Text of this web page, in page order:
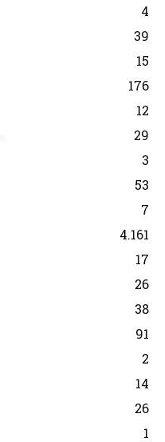
4
39
15
176
12
29
3
53
7
4.161
17
26
38
91
2
14
26
1